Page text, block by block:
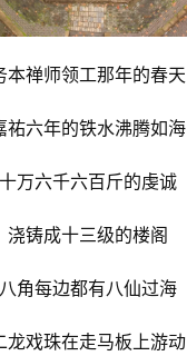
本禅师领工那年的春天
祐六年的铁水沸腾如海
十万六千六百斤的虔诚
浇铸成十三级的楼阁
八角每边都有八仙过海
龙戏珠在走马板上游动